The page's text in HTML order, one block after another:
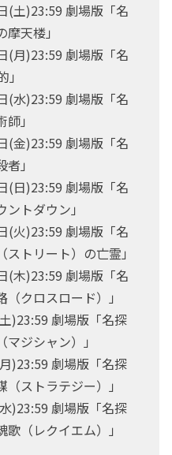
(土)23:59 劇場版「名
天楼」
(月)23:59 劇場版「名
(水)23:59 劇場版「名
」
(金)23:59 劇場版「名
」
(日)23:59 劇場版「名
トダウン」
(火)23:59 劇場版「名
トリート）の亡霊」
(木)23:59 劇場版「名
クロスロード）」
)23:59 劇場版「名探
ジシャン）」
)23:59 劇場版「名探
ストラテジー）」
)23:59 劇場版「名探
（レクイエム）」